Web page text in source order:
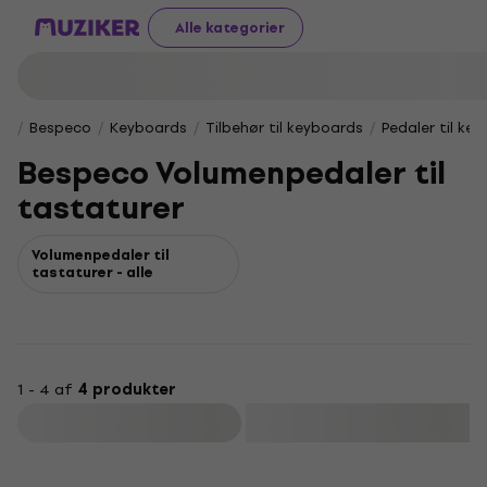
Alle kategorier
Bespeco Keyboards Tilbehør til keyboards Pedaler til
Bespeco Volumenpedaler til
tastaturer
Volumenpedaler til
tastaturer - alle
1 - 4 af 4 produkter